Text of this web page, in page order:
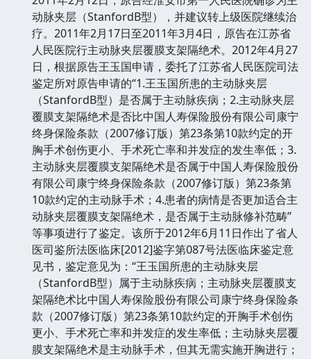
动脉夹层（StanfordB型），并建议转上级医院继续治
疗。2011年2月17日至2011年3月4日，原告在江苏省
人民医院行主动脉夹层覆膜支架隔绝术。2012年4月27
日，根据原告王玉国申请，委托了江苏省人民医院司法
鉴定所对原告申请的“1.王玉国所患的主动脉夹层
（StanfordB型）是否属于主动脉疾病；2.主动脉夹层
覆膜支架隔绝术是否比中国人寿保险股份有限公司康宁
终身保险条款（2007修订版）第23条第10款约定的开
胸手术创伤更小、手术死亡率和并发症的发生率低；3.
主动脉夹层覆膜支架隔绝术是否属于中国人寿保险股份
有限公司康宁终身保险条款（2007修订版）第23条第
10款约定的主动脉手术；4.患者的病情是否更加适合主
动脉夹层覆膜支架隔绝术，是否属于主动脉修补范畴”
等事项进行了鉴定。该所于2012年6月11日作出了省人
医司鉴所法医临床[2012]鉴字第087号法医临床鉴定意
见书，鉴定意见为：“王玉国所患的主动脉夹层
（StanfordB型）属于主动脉疾病；主动脉夹层覆膜支
架隔绝术比中国人寿保险股份有限公司康宁终身保险条
款（2007修订版）第23条第10款约定的开胸手术创伤
更小、手术死亡率和并发症的发生率低；主动脉夹层覆
膜支架隔绝术是主动脉手术，但其无需实施开胸进行；